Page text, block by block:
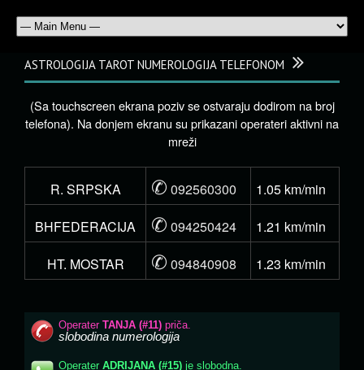
ASTROLOGIJA TAROT NUMEROLOGIJA TELEFONOM
(Sa touchscreen ekrana poziv se ostvaraju dodirom na broj
telefona). Na donjem ekranu su prikazani operateri aktivni na
mreži
R. SRPSKA ✆ 092560300
1.05 km/min
BHFEDERACIJA
✆ 094250424
1.21 km/min
HT. MOSTAR
✆ 094840908 1.23 km/min